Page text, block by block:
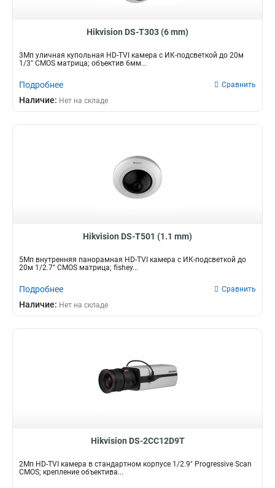
Hikvision DS-T303 (6 mm)
3Мп уличная купольная HD-TVI камера с ИК-подсветкой до 20м
1/3" CMOS матрица; объектив 6мм...
Подробнее Сравнить
Наличие: Нет на складе
Hikvision DS-T501 (1.1 mm)
5Мп внутренняя панорамная HD-TVI камера с ИК-подсветкой до
20м 1/2.7" CMOS матрица; fishey...
Подробнее Сравнить
Наличие: Нет на складе
Hikvision DS-2CC12D9T
2Мп HD-TVI камера в стандартном корпусе 1/2.9" Progressive Scan
CMOS; крепление объектива...